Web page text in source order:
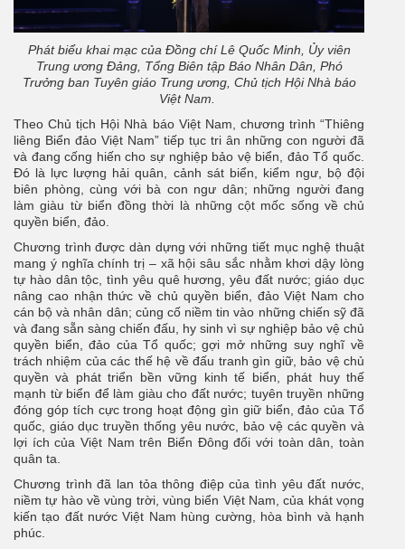
Phát biểu khai mạc của Đồng chí Lê Quốc Minh, Ủy viên
Trung ương Đảng, Tổng Biên tập Báo Nhân Dân, Phó
Trưởng ban Tuyên giáo Trung ương, Chủ tịch Hội Nhà báo
Việt Nam.
Theo Chủ tịch Hội Nhà báo Việt Nam, chương trình “Thiêng
liêng Biển đảo Việt Nam” tiếp tục tri ân những con người đã
và đang cống hiến cho sự nghiệp bảo vệ biển, đảo Tổ quốc.
Đó là lực lượng hải quân, cảnh sát biển, kiểm ngư, bộ đội
biên phòng, cùng với bà con ngư dân; những người đang
làm giàu từ biển đồng thời là những cột mốc sống về chủ
quyền biển, đảo.
Chương trình được dàn dựng với những tiết mục nghệ thuật
mang ý nghĩa chính trị – xã hội sâu sắc nhằm khơi dậy lòng
tự hào dân tộc, tình yêu quê hương, yêu đất nước; giáo dục
nâng cao nhận thức về chủ quyền biển, đảo Việt Nam cho
cán bộ và nhân dân; củng cố niềm tin vào những chiến sỹ đã
và đang sẵn sàng chiến đấu, hy sinh vì sự nghiệp bảo vệ chủ
quyền biển, đảo của Tổ quốc; gợi mở những suy nghĩ về
trách nhiệm của các thế hệ về đấu tranh gìn giữ, bảo vệ chủ
quyền và phát triển bền vững kinh tế biển, phát huy thế
mạnh từ biển để làm giàu cho đất nước; tuyên truyền những
đóng góp tích cực trong hoạt động gìn giữ biển, đảo của Tổ
quốc, giáo dục truyền thống yêu nước, bảo vệ các quyền và
lợi ích của Việt Nam trên Biển Đông đối với toàn dân, toàn
quân ta.
Chương trình đã lan tỏa thông điệp của tình yêu đất nước,
niềm tự hào về vùng trời, vùng biển Việt Nam, của khát vọng
kiến tạo đất nước Việt Nam hùng cường, hòa bình và hạnh
phúc.